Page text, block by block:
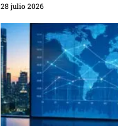
28 julio 2026